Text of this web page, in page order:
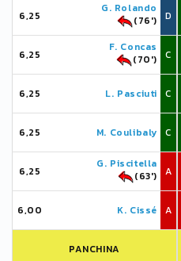
6,25
G. Rolando
(76')
D
6,25
F. Concas
(70')
C
6,25 L. Pasciuti C
6,25 M. Coulibaly C
6,25
G. Piscitella
(63')
A
6,00 K. Cissé A
PANCHINA